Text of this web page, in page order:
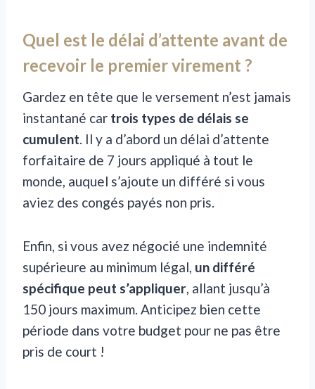
Quel est le délai d’attente avant de
recevoir le premier virement ?
Gardez en tête que le versement n’est jamais
instantané car trois types de délais se
cumulent. Il y a d’abord un délai d’attente
forfaitaire de 7 jours appliqué à tout le
monde, auquel s’ajoute un différé si vous
aviez des congés payés non pris.
Enfin, si vous avez négocié une indemnité
supérieure au minimum légal, un différé
spécifique peut s’appliquer, allant jusqu’à
150 jours maximum. Anticipez bien cette
période dans votre budget pour ne pas être
pris de court !